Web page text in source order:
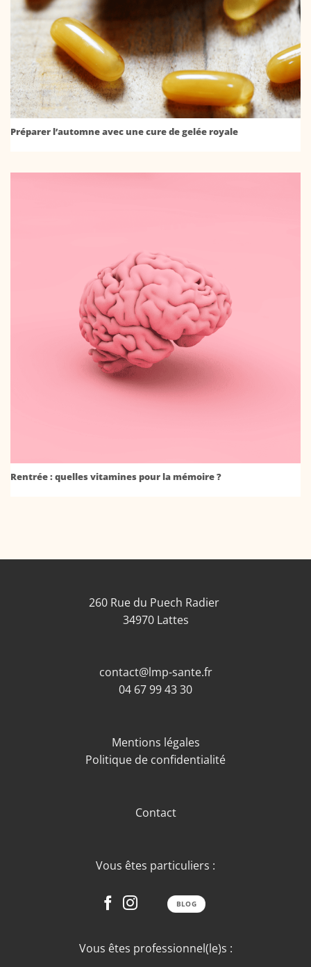
Préparer l’automne avec une cure de gelée royale
Rentrée : quelles vitamines pour la mémoire ?
260 Rue du Puech Radier
34970 Lattes
contact@lmp-sante.fr
04 67 99 43 30
Mentions légales
Politique de confidentialité
Contact
Vous êtes particuliers :
BLOG
Vous êtes professionnel(le)s :